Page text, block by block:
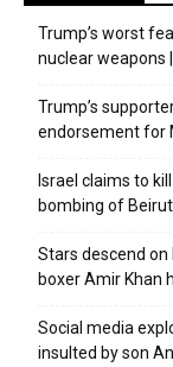
Trump’s worst
nuclear weapons
Trump’s
endorsement for
Israel claims to
bombing of
Stars descend
boxer Amir Khan
Social media
insulted by son